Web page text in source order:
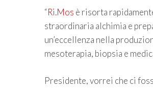
“Ri.Mos è risorta
straordinaria alchimia e
un’eccellenza nella
mesoterapia, biopsia e
Presidente, vorrei che ci